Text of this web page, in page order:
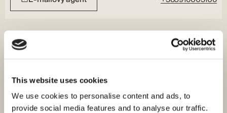
This website uses cookies
We use cookies to personalise content and ads, to
provide social media features and to analyse our traffic.